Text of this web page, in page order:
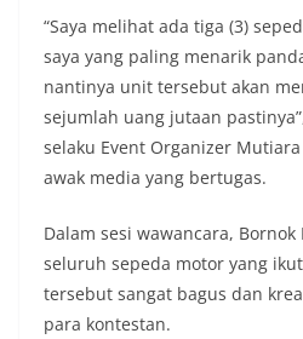
(Kamtibmas) di
Melalui interaksi
Bhabinkamtibmas
awal terkait situasi
maupun hal-hal yang
kondusivitas wilayah,
perayaan HUT
keramaian
diharapkan potensi
diantisipasi sejak awal
Kelurahan Sunggal
dan kondusif hingga
“Saya melihat ada tiga (3)
saya yang paling menarik
nantinya unit tersebut akan
sejumlah uang jutaan
selaku Event Organizer
awak media yang bertugas.
Dalam sesi wawancara,
seluruh sepeda motor yang
tersebut sangat bagus dan
para kontestan.